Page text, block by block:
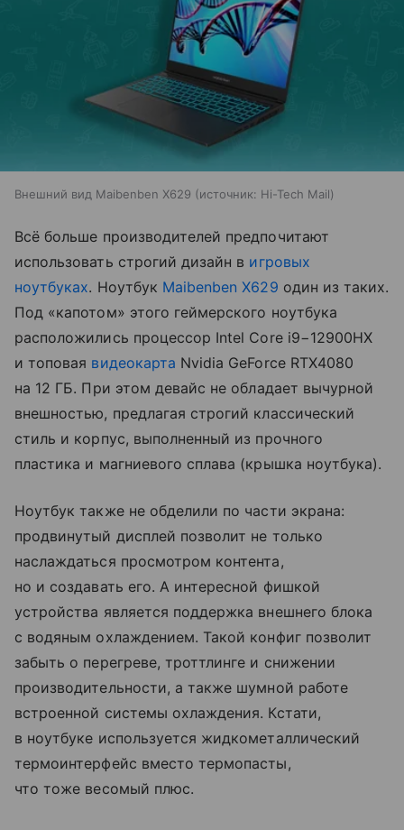
Внешний вид Maibenben X629 источник: Hi-Tech Mail
Всё больше производителей предпочитают
использовать строгий дизайн в игровых
ноутбуках. Ноутбук Maibenben X629 один из таких.
Под «капотом» этого геймерского ноутбука
расположились процессор Intel Core i9−12900HX
и топовая видеокарта Nvidia GeForce RTX4080
на 12 ГБ. При этом девайс не обладает вычурной
внешностью, предлагая строгий классический
стиль и корпус, выполненный из прочного
пластика и магниевого сплава (крышка ноутбука).
Ноутбук также не обделили по части экрана:
продвинутый дисплей позволит не только
наслаждаться просмотром контента,
но и создавать его. А интересной фишкой
устройства является поддержка внешнего блока
с водяным охлаждением. Такой конфиг позволит
забыть о перегреве, троттлинге и снижении
производительности, а также шумной работе
встроенной системы охлаждения. Кстати,
в ноутбуке используется жидкометаллический
термоинтерфейс вместо термопасты,
что тоже весомый плюс.